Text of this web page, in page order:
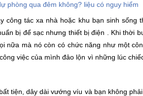
phòng qua đêm không? liệu có nguy hiểm
công tác xa nhà hoặc khu bạn sinh sống
bị để sạc nhưng thiết bị điện . Khi thời
nữa mà nó còn có chức năng như một
việc của mình đảo lộn vì những lúc
tiện, dây dài vướng víu và bạn không